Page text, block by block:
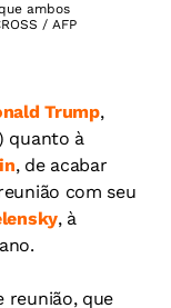
ambos
/ AFP
Trump,
quanto à
, de acabar
com seu
, à
reunião, que